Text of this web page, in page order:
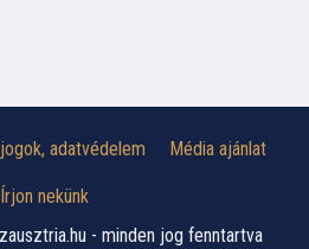
adatvédelem Média ajánlat
Írjon nekünk
- minden jog fenntartva